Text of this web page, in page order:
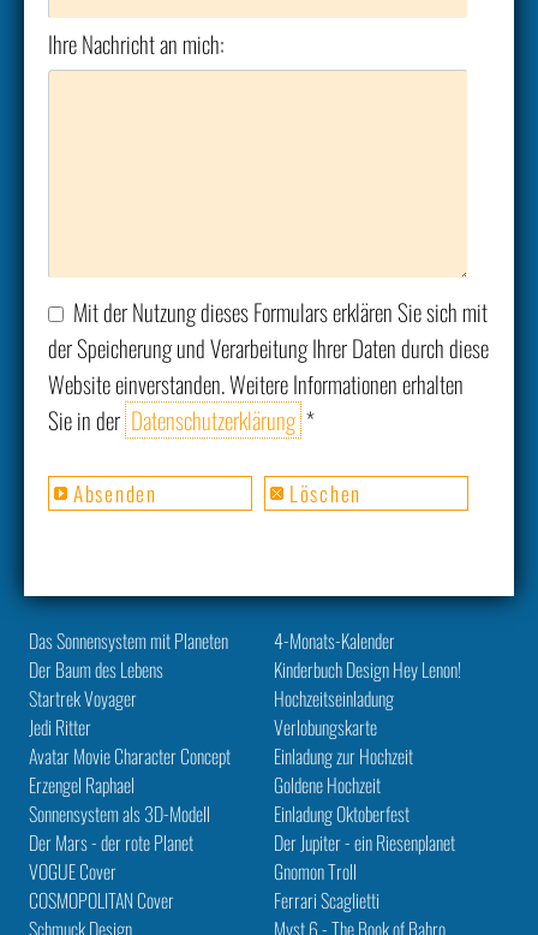
Ihre Nachricht an mich:
Mit der Nutzung dieses Formulars erklären Sie sich mit
der Speicherung und Verarbeitung Ihrer Daten durch diese
Website einverstanden. Weitere Informationen erhalten
Sie in der Datenschutzerklärung *
Das Sonnensystem mit Planeten
Der Baum des Lebens
Startrek Voyager
Jedi Ritter
Avatar Movie Character Concept
Erzengel Raphael
Sonnensystem als 3D-Modell
Der Mars - der rote Planet
4-Monats-Kalender
Kinderbuch Design Hey Lenon!
Hochzeitseinladung
Verlobungskarte
Einladung zur Hochzeit
Goldene Hochzeit
Einladung Oktoberfest
Der Jupiter - ein Riesenplanet
VOGUE Cover
COSMOPOLITAN Cover
Schmuck Design
Gnomon Troll
Ferrari Scaglietti
Myst 6 - The Book of Bahro